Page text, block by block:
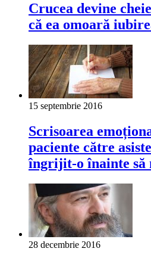
Crucea devine
că ea omoară
15 septembrie 2016
Scrisoarea
paciente către
îngrijit-o înainte să
28 decembrie 2016